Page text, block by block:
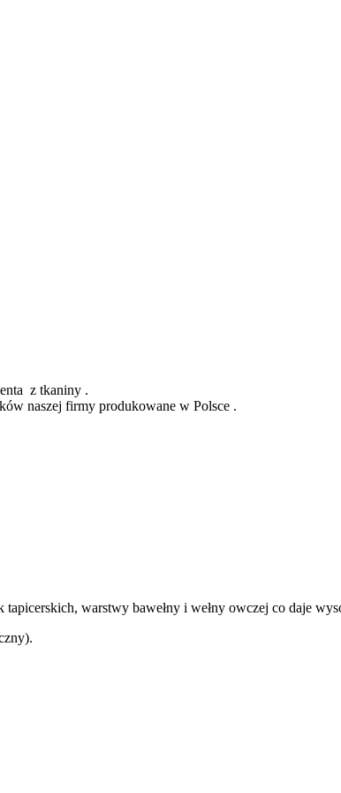
z tkaniny .
naszej firmy produkowane w Polsce .
warstwy bawełny i wełny owczej co daje